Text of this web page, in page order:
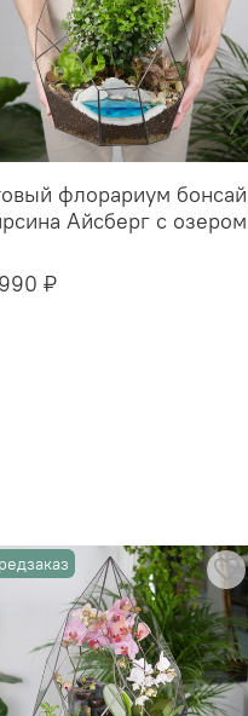
флорариум бонсай
Айсберг с озером
₽